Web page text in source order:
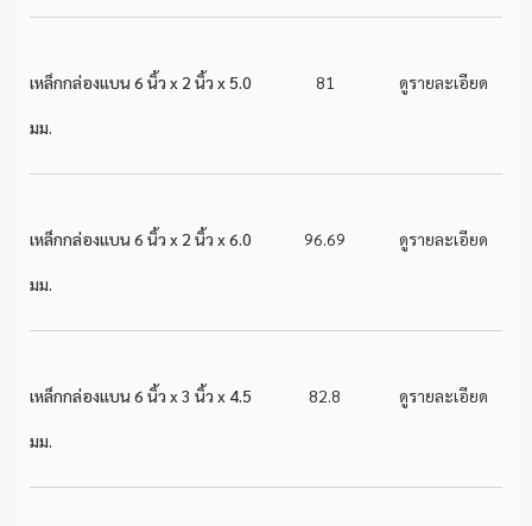
เหล็กกล่องแบน 6 นิ้ว x 2 นิ้ว x 5.0
มม.
81 ดูรายละเอียด
เหล็กกล่องแบน 6 นิ้ว x 2 นิ้ว x 6.0
มม.
96.69 ดูรายละเอียด
เหล็กกล่องแบน 6 นิ้ว x 3 นิ้ว x 4.5
มม.
82.8 ดูรายละเอียด